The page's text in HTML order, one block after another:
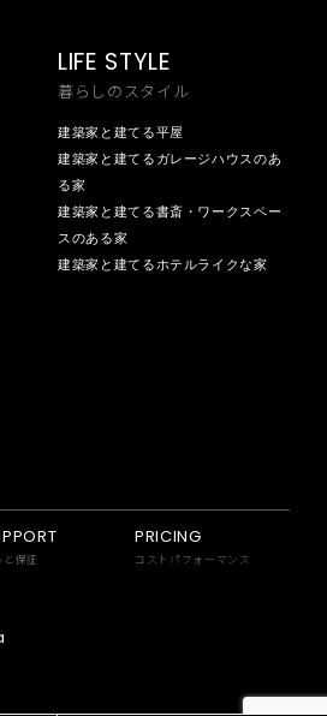
LIFE STYLE
暮らしのスタイル
建築家と建てる平屋
建築家と建てるガレージハウスのあ
る家
建築家と建てる書斎・ワークスペー
スのある家
建築家と建てるホテルライクな家
と保証
PRICING
コストパフォーマンス